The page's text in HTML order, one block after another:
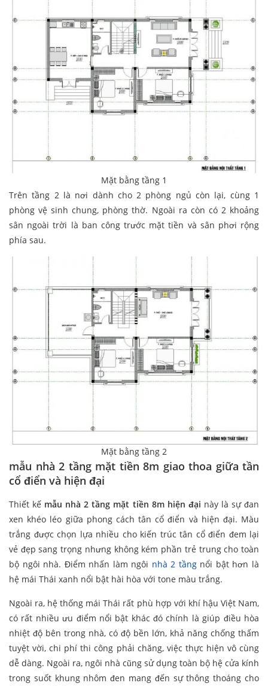
Mặt bằng tầng 1
Trên tầng 2 là nơi dành cho 2 phòng ngủ còn lại, cùng 1
phòng vệ sinh chung, phòng thờ. Ngoài ra còn có 2 khoảng
sân ngoài trời là ban công trước mặt tiền và sân phơi rộng
phía sau.
Mặt bằng tầng 2
mẫu nhà 2 tầng mặt tiền 8m giao thoa giữa tần
cổ điển và hiện đại
Thiết kế mẫu nhà 2 tầng mặt tiền 8m hiện đại này là sự đan
xen khéo léo giữa phong cách tân cổ điển và hiện đại. Màu
trắng được chọn lựa nhiều cho kiến trúc tân cổ điển đem lại
vẻ đẹp sang trọng nhưng không kém phần trẻ trung cho toàn
bộ ngôi nhà. Điểm nhấn làm ngôi nhà 2 tầngnổi bật hơn là
hệ mái Thái xanh nổi bật hài hòa với tone màu trắng.
Ngoài ra, hệ thống mái Thái rất phù hợp với khí hậu Việt Nam,
có rất nhiều ưu điểm nổi bật khác đó chính là giúp điều hòa
nhiệt độ bên trong nhà, có độ bền lớn, khả năng chống thấm
tuyệt vời, chi phí thi công phải chăng, việc thực hiện vô cùng
dễ dàng. Ngoài ra, ngôi nhà cũng sử dụng toàn bộ hệ cửa kính
trong suốt khung nhôm đen mang đến sự thông thoáng cho